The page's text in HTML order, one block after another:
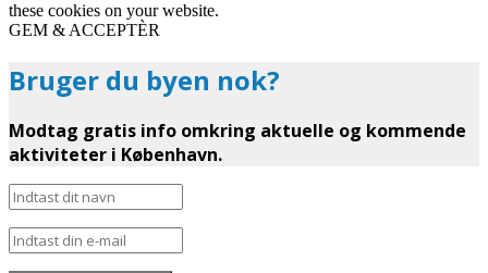
these cookies on your website.
GEM & ACCEPTÈR
Bruger du byen nok?
Modtag gratis info omkring aktuelle og kommende
aktiviteter i København.